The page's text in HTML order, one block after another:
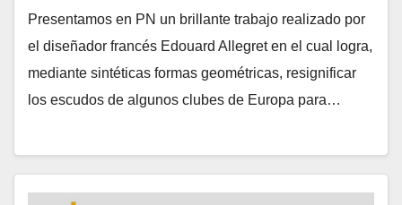
Presentamos en PN un brillante trabajo realizado por
el diseñador francés Edouard Allegret en el cual logra,
mediante sintéticas formas geométricas, resignificar
los escudos de algunos clubes de Europa para…